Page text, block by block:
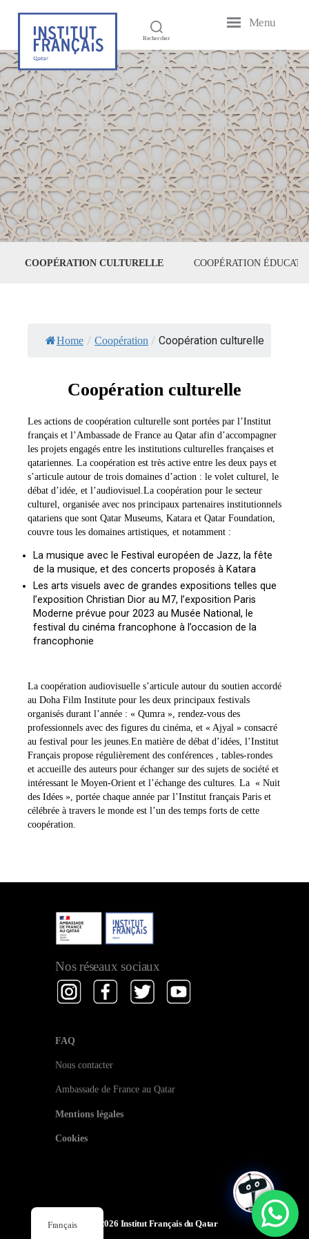
Rechercher
Institut
Français
du
Qatar
Menu
COOPÉRATION CULTURELLE COOPÉRATION
Home / Coopération / Coopération culturelle
Coopération culturelle
Les actions de coopération culturelle sont portées par l’Institut
français et l’Ambassade de France au Qatar afin d’accompagner
les projets engagés entre les institutions culturelles françaises et
qatariennes. La coopération est très active entre les deux pays et
s’articule autour de trois domaines d’action : le volet culturel, le
débat d’idée, et l’audiovisuel.La coopération pour le secteur
culturel, organisée avec nos principaux partenaires institutionnels
qatariens que sont Qatar Museums, Katara et Qatar Foundation,
couvre tous les domaines artistiques, et notamment :
La musique avec le Festival européen de Jazz, la fête
de la musique, et des concerts proposés à Katara
Les arts visuels avec de grandes expositions telles que
l’exposition Christian Dior au M7, l’exposition Paris
Moderne prévue pour 2023 au Musée National, le
festival du cinéma francophone à l’occasion de la
francophonie
La coopération audiovisuelle s’articule autour du soutien accordé
au Doha Film Institute pour les deux principaux festivals
organisés durant l’année : « Qumra », rendez-vous des
professionnels avec des figures du cinéma, et « Ajyal » consacré
au festival pour les jeunes.En matière de débat d’idées, l’Institut
Français propose régulièrement des conférences , tables-rondes
et accueille des auteurs pour échanger sur des sujets de société et
intéressant le Moyen-Orient et l’échange des cultures. La « Nuit
des Idées », portée chaque année par l’Institut français Paris et
célébrée à travers le monde est l’un des temps forts de cette
coopération.
Nos réseaux sociaux
FAQ
Nous contacter
Ambassade de France au Qatar
Mentions légales
Cookies
© 2026 Institut Français du Qatar
Français